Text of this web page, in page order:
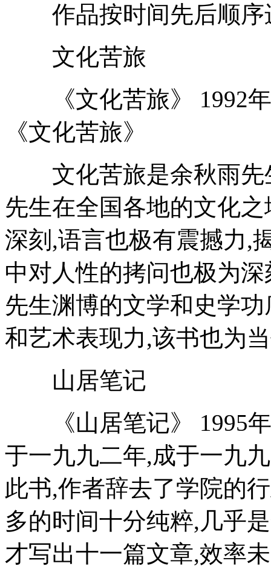
作品按时间先后顺序
文化苦旅
《文化苦旅》 1992年
《文化苦旅》
文化苦旅是余秋雨先
先生在全国各地的文化
深刻,语言也极有震撼力,
中对人性的拷问也极为
先生渊博的文学和史学
和艺术表现力,该书也为
山居笔记
《山居笔记》 1995年
于一九九二年,成于一九
此书,作者辞去了学院的
多的时间十分纯粹,几乎
才写出十一篇文章,效率